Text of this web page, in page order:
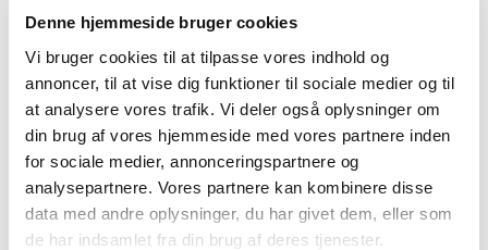
Denne hjemmeside bruger cookies
Vi bruger cookies til at tilpasse vores indhold og
annoncer, til at vise dig funktioner til sociale medier og til
at analysere vores trafik. Vi deler også oplysninger om
din brug af vores hjemmeside med vores partnere inden
for sociale medier, annonceringspartnere og
analysepartnere. Vores partnere kan kombinere disse
data med andre oplysninger, du har givet dem, eller som
de har indsamlet fra din brug af deres tjenester.
Mobile kraner >30
tonsmeter
Skolefagkode
48646
Varighed
10 dage